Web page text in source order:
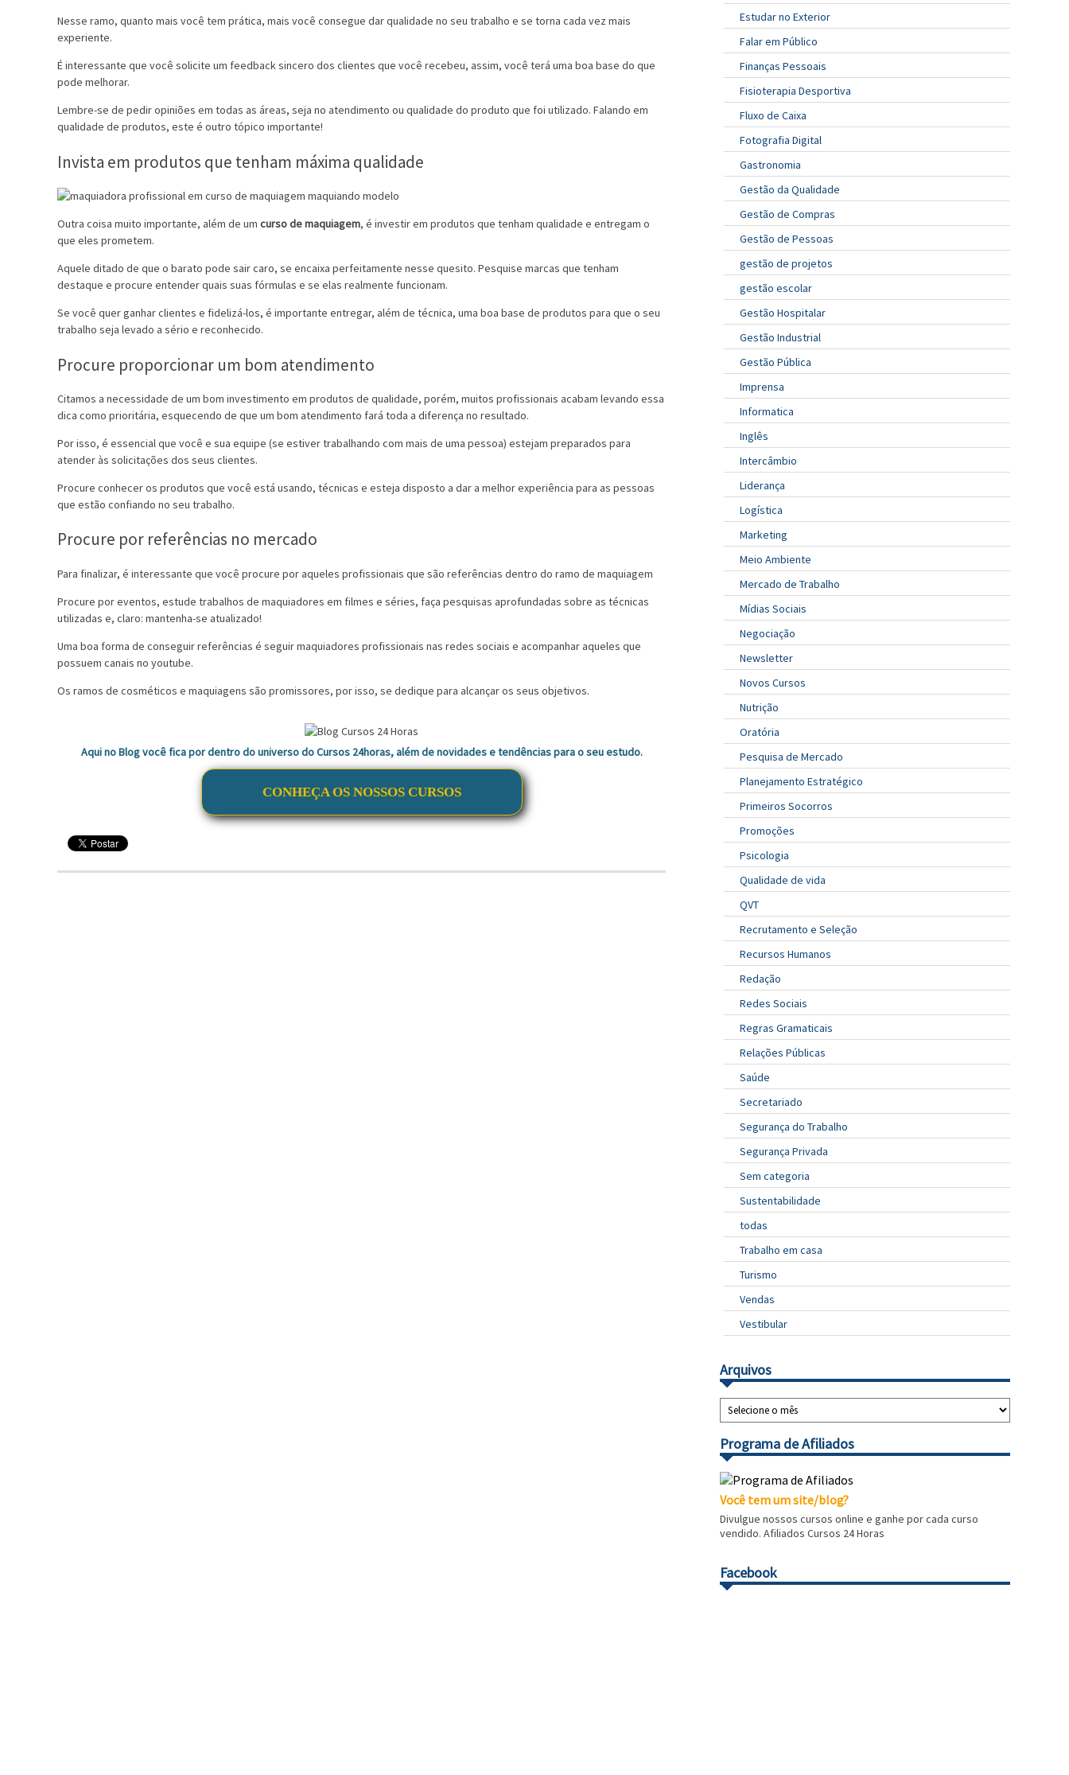
Nesse ramo, quanto mais você tem prática, mais você consegue dar qualidade no seu trabalho e se torna cada vez mais
experiente.
É interessante que você solicite um feedback sincero dos clientes que você recebeu, assim, você terá uma boa base do que
pode melhorar.
Lembre-se de pedir opiniões em todas as áreas, seja no atendimento ou qualidade do produto que foi utilizado. Falando em
qualidade de produtos, este é outro tópico importante!
Invista em produtos que tenham máxima qualidade
Outra coisa muito importante, além de um curso de maquiagem, é investir em produtos que tenham qualidade e entregam o
que eles prometem.
Aquele ditado de que o barato pode sair caro, se encaixa perfeitamente nesse quesito. Pesquise marcas que tenham
destaque e procure entender quais suas fórmulas e se elas realmente funcionam.
Se você quer ganhar clientes e fidelizá-los, é importante entregar, além de técnica, uma boa base de produtos para que o seu
trabalho seja levado a sério e reconhecido.
Procure proporcionar um bom atendimento
Citamos a necessidade de um bom investimento em produtos de qualidade, porém, muitos profissionais acabam levando essa
dica como prioritária, esquecendo de que um bom atendimento fará toda a diferença no resultado.
Por isso, é essencial que você e sua equipe (se estiver trabalhando com mais de uma pessoa) estejam preparados para
atender às solicitações dos seus clientes.
Procure conhecer os produtos que você está usando, técnicas e esteja disposto a dar a melhor experiência para as pessoas
que estão confiando no seu trabalho.
Procure por referências no mercado
Para finalizar, é interessante que você procure por aqueles profissionais que são referências dentro do ramo de maquiagem
Procure por eventos, estude trabalhos de maquiadores em filmes e séries, faça pesquisas aprofundadas sobre as técnicas
utilizadas e, claro: mantenha-se atualizado!
Uma boa forma de conseguir referências é seguir maquiadores profissionais nas redes sociais e acompanhar aqueles que
possuem canais no youtube.
Os ramos de cosméticos e maquiagens são promissores, por isso, se dedique para alcançar os seus objetivos.
Aqui no Blog você fica por dentro do universo do Cursos 24horas, além de novidades e tendências para o seu estudo.
CONHEÇA OS NOSSOS CURSOS
Estudar no Exterior
Falar em Público
Finanças Pessoais
Fisioterapia Desportiva
Fluxo de Caixa
Fotografia Digital
Gastronomia
Gestão da Qualidade
Gestão de Compras
Gestão de Pessoas
gestão de projetos
gestão escolar
Gestão Hospitalar
Gestão Industrial
Gestão Pública
Imprensa
Informatica
Inglês
Intercâmbio
Liderança
Logística
Marketing
Meio Ambiente
Mercado de Trabalho
Mídias Sociais
Negociação
Newsletter
Novos Cursos
Nutrição
Oratória
Pesquisa de Mercado
Planejamento Estratégico
Primeiros Socorros
Promoções
Psicologia
Qualidade de vida
QVT
Recrutamento e Seleção
Recursos Humanos
Redação
Redes Sociais
Regras Gramaticais
Relações Públicas
Saúde
Secretariado
Segurança do Trabalho
Segurança Privada
Sem categoria
Sustentabilidade
todas
Trabalho em casa
Turismo
Vendas
Vestibular
Arquivos
Programa de Afiliados
Você tem um site/blog?
Divulgue nossos cursos online e ganhe por cada curso
vendido. Afiliados Cursos 24 Horas
Facebook